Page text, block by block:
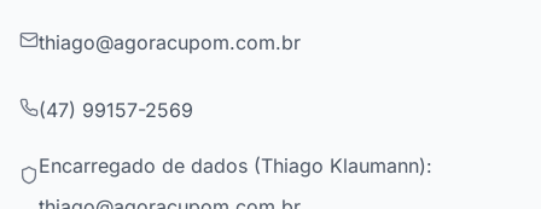
thiago@agoracupom.com.br
(47) 99157-2569
Encarregado de dados (Thiago Klaumann):